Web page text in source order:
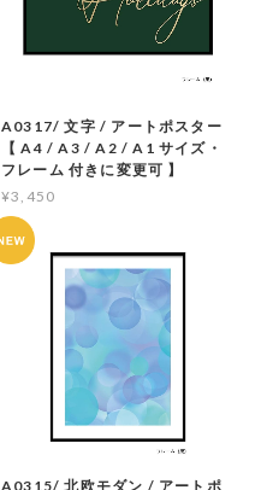
A0317/ 文字 / アートポスター
【 A4 / A3 / A2 / A1 サイズ・
フレーム 付きに変更可 】
¥3,450
A0315/ 北欧モダン / アートポ